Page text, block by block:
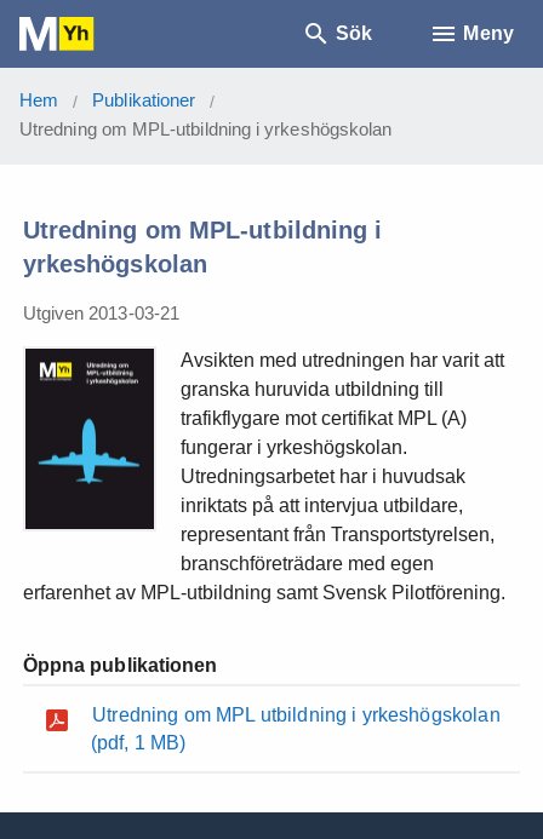
Sök Meny
Hem / Publikationer /
Utredning om MPL-utbildning i yrkeshögskolan
Utredning om MPL-utbildning i
yrkeshögskolan
Utgiven 2013-03-21
Avsikten med utredningen har varit att
granska huruvida utbildning till
trafikflygare mot certifikat MPL (A)
fungerar i yrkeshögskolan.
Utredningsarbetet har i huvudsak
inriktats på att intervjua utbildare,
representant från Transportstyrelsen,
branschföreträdare med egen
erfarenhet av MPL-utbildning samt Svensk Pilotförening.
Öppna publikationen
Utredning om MPL utbildning i yrkeshögskolan
(pdf, 1 MB)